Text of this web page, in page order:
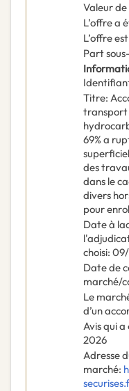
Valeur
L’offre a
L’offre
Part
Titre:
transport
69% a
des
dans le
divers
pour
Date à
choisi:
Date de
marché/
Le
d’un
Avis qui
2026
Adresse
marché: